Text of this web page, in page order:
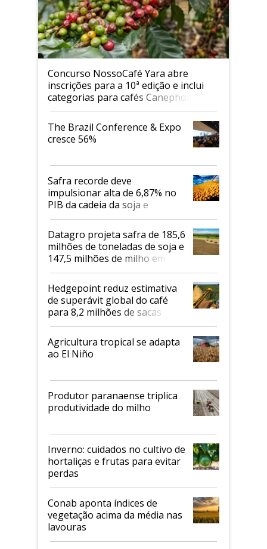
Concurso NossoCafé Yara abre
inscrições para a 10ª edição e inclui
categorias para cafés Canephora
The Brazil Conference & Expo
cresce 56%
Safra recorde deve
impulsionar alta de 6,87% no
PIB da cadeia da soja e
biodiesel em 2026
Datagro projeta safra de 185,6
milhões de toneladas de soja e
147,5 milhões de milho em
2026/27
Hedgepoint reduz estimativa
de superávit global do café
para 8,2 milhões de sacas
Agricultura tropical se adapta
ao El Niño
Produtor paranaense triplica
produtividade do milho
Inverno: cuidados no cultivo de
hortaliças e frutas para evitar
perdas
Conab aponta índices de
vegetação acima da média nas
lavouras